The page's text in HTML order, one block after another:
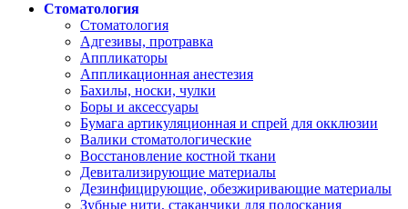
Стоматология
Стоматология
Адгезивы, протравка
Аппликаторы
Аппликационная анестезия
Бахилы, носки, чулки
Боры и аксессуары
Бумага артикуляционная и спрей для окклюзии
Валики стоматологические
Восстановление костной ткани
Девитализирующие материалы
Дезинфицирующие, обезжиривающие материалы
Зубные нити, стаканчики для полоскания